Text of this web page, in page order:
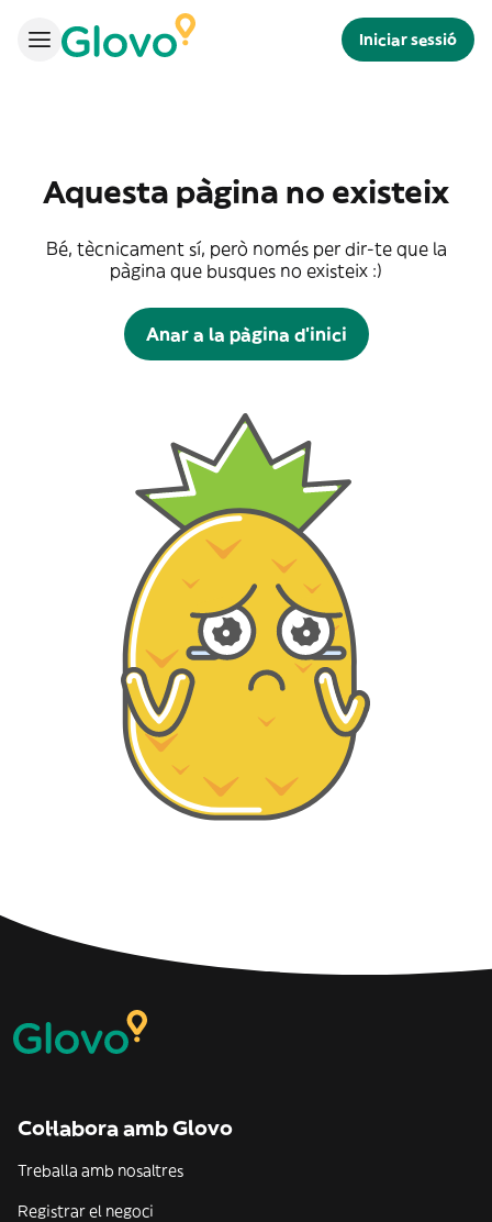
Iniciar sessió
Aquesta pàgina no existeix
Bé, tècnicament sí, però només per dir-te que la
pàgina que busques no existeix :)
Anar a la pàgina d'inici
Col·labora amb Glovo
Treballa amb nosaltres
Registrar el negoci